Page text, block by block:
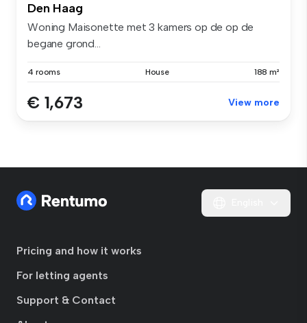
Den Haag
Woning Maisonette met 3 kamers op de op de
begane grond...
4 rooms House 188 m²
€ 1,673 View more
Pricing and how it works
For letting agents
Support & Contact